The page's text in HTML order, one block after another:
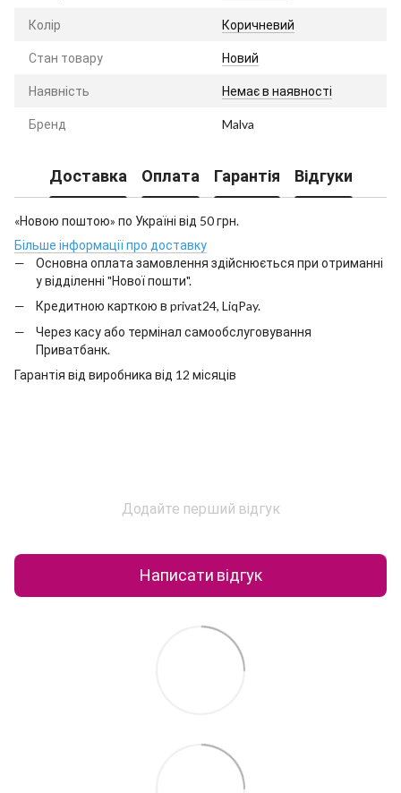
Колір Коричневий
Стан товару Новий
Наявність Немає в наявності
Бренд Malva
Доставка Оплата Гарантія Відгуки
«Новою поштою» по Україні від 50 грн.
Більше інформації про доставку
Основна оплата замовлення здійснюється при отриманні
у відділенні "Нової пошти".
Кредитною карткою в privat24, LiqPay.
Через касу або термінал самообслуговування
Приватбанк.
Гарантія від виробника від 12 місяців
Додайте перший відгук
Написати відгук